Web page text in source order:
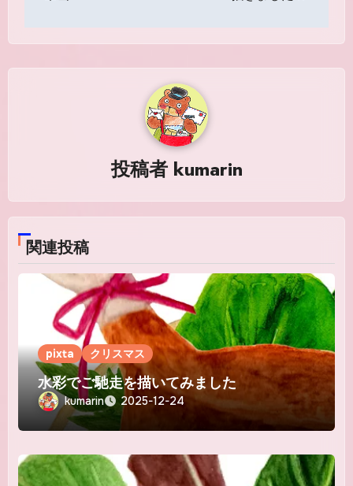
ビ
ン
投稿者 kumarin
関連投稿
pixta クリスマス
水彩でご馳走を描いてみました
kumarin 2025-12-24